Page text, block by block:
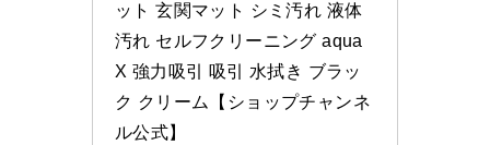
ット 玄関マット シミ汚れ 液体
汚れ セルフクリーニング aqua
X 強力吸引 吸引 水拭き ブラッ
ク クリーム【ショップチャンネ
ル公式】